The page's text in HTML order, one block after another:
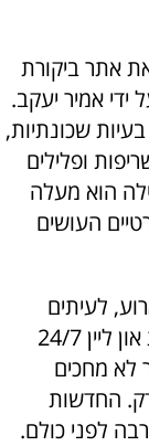
אתר ביקורת
אמיר יעקב.
שכונתיות,
ופלילים
הוא מעלה
העושים
לעיתים
במקביל לכוחות המשטרה ומדווח מיידית און ליין 24/7
לא מחכים
החדשות
לפני כולם.